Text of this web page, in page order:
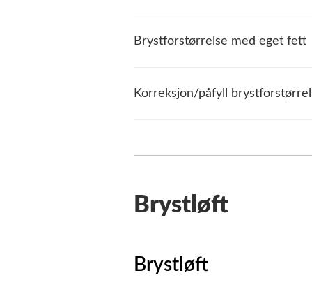
Brystforstørrelse med eget fett
Korreksjon/påfyll
Brystløft
Brystløft